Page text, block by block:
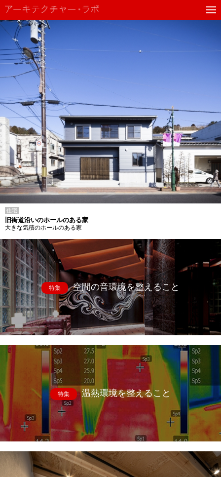
住宅
旧街道沿いのホールのある家
大きな気積のホールのある家
特集 空間の音環境を整えること
特集 温熱環境を整えること